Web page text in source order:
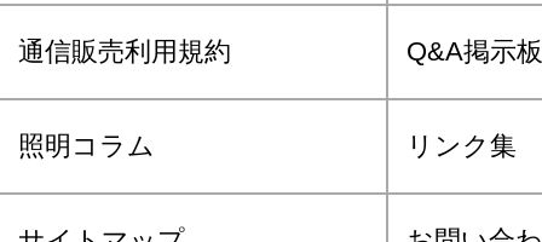
通信販売利用規約 Q&A掲示板
照明コラム リンク集